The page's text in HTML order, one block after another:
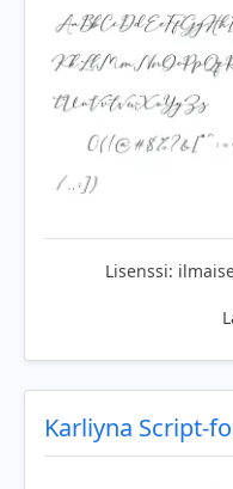
Lisenssi:
Karliyna Script-